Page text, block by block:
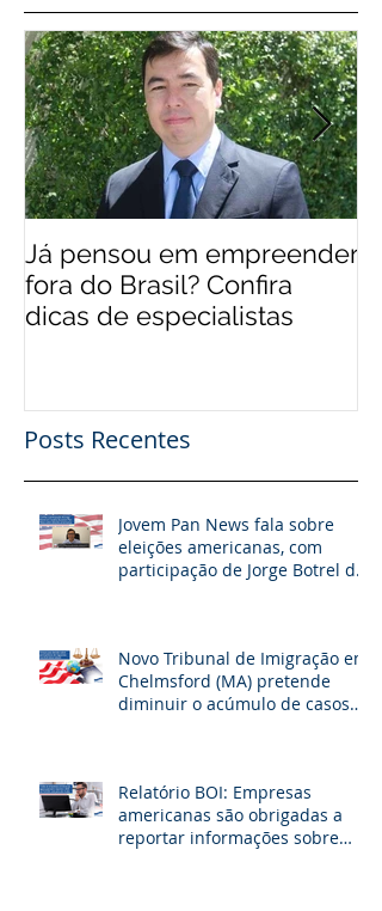
Já pensou em empreender
fora do Brasil? Confira
dicas de especialistas
Posts Recentes
Jovem Pan News fala sobre
eleições americanas, com
participação de Jorge Botrel da
Novo Tribunal de Imigração em
Chelmsford (MA) pretende
diminuir o acúmulo de casos
Relatório BOI: Empresas
americanas são obrigadas a
reportar informações sobre